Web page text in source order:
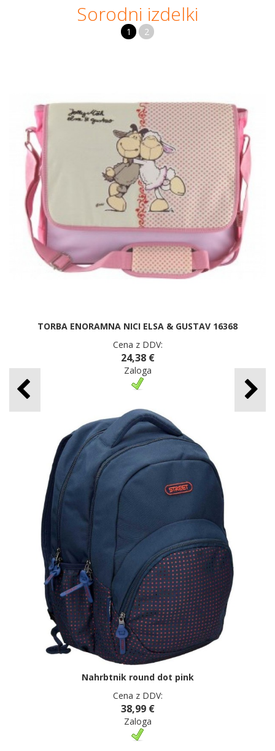
Sorodni izdelki
1 2
TORBA ENORAMNA NICI ELSA & GUSTAV 16368
Cena z DDV:
24,38 €
Zaloga
Nahrbtnik round dot pink
Cena z DDV:
38,99 €
Zaloga